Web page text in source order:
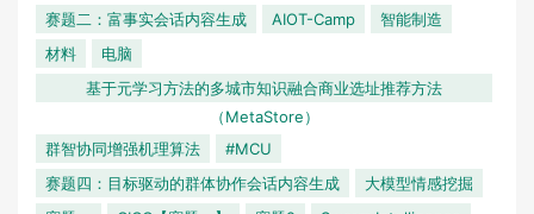
赛题二：富事实会话内容生成
AIOT-Camp
智能制造
材料
电脑
基于元学习方法的多城市知识融合商业选址推荐方法
（MetaStore）
群智协同增强机理算法
#MCU
赛题四：目标驱动的群体协作会话内容生成
大模型情感挖掘